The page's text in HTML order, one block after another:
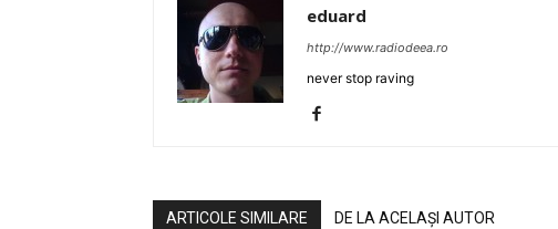
eduard
http://www.radiodeea.ro
never stop raving
ARTICOLE SIMILARE DE LA ACELAȘI AUTOR